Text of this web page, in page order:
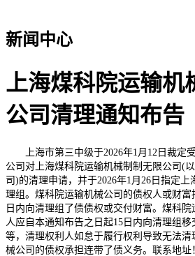
新闻中心
上海煤科院运输机
公司清理通知布告
上海市第三中级于2026年1月12日裁定
公司对上海煤科院运输机械制制无限公司(
司)的清理申请，并于2026年1月26日指定
理组。煤科院运输机械公司的债权人或财富
日内向清理组了债债权或交付财富。煤科院
人应自本通知布告之日起15日内向清理组
等，清理权利人如怠于履行权利导致无法
械公司的债权承担连带了债义务。联系地址